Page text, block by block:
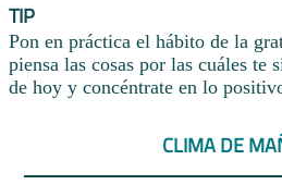
TIP
Pon en práctica el hábito de la
piensa las cosas por las cuáles te
de hoy y concéntrate en lo
CLIMA DE